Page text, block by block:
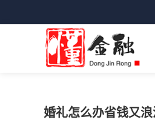
婚礼怎么办省钱又